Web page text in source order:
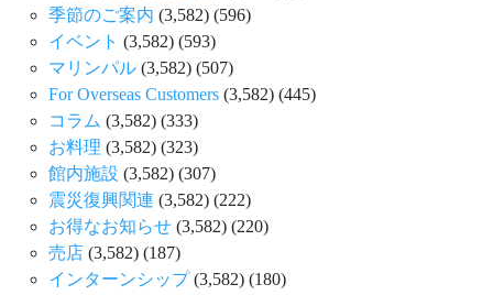
季節のご案内 (3,582) (596)
イベント (3,582) (593)
マリンパル (3,582) (507)
For Overseas Customers (3,582) (445)
コラム (3,582) (333)
お料理 (3,582) (323)
館内施設 (3,582) (307)
震災復興関連 (3,582) (222)
お得なお知らせ (3,582) (220)
売店 (3,582) (187)
インターンシップ(3,582) (180)